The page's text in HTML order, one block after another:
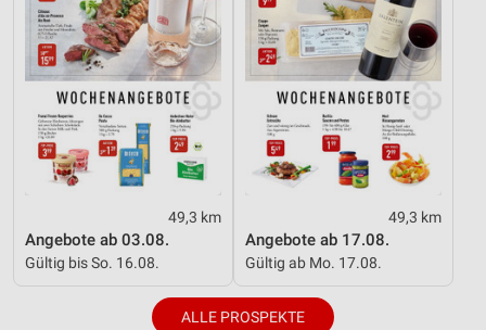
49,3 km
Angebote ab 03.08.
Gültig bis So. 16.08.
49,3 km
Angebote ab 17.08.
Gültig ab Mo. 17.08.
ALLE PROSPEKTE